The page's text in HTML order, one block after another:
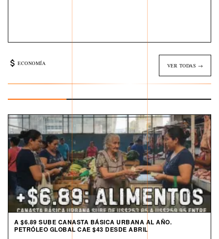
ECONOMÍA VER TODAS →
A $6.89 SUBE CANASTA BÁSICA URBANA AL AÑO.
PETRÓLEO GLOBAL CAE $43 DESDE ABRIL